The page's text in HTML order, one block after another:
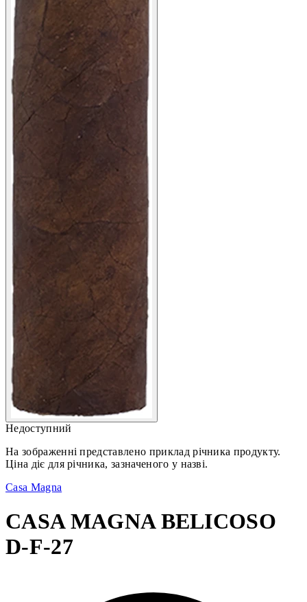
Недоступний
На зображенні представлено приклад річника продукту.
Ціна діє для річника, зазначеного у назві.
Casa Magna
CASA MAGNA BELICOSO
D-F-27